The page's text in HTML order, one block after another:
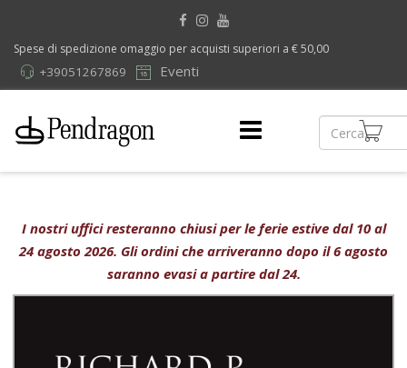
Spese di spedizione omaggio per acquisti superiori a € 50,00
Eventi
+39051267869
I nostri uffici resteranno chiusi per le ferie estive dal 10 al
24 agosto 2026. Gli ordini che arriveranno dopo il 6 agosto
saranno evasi a partire dal 24.